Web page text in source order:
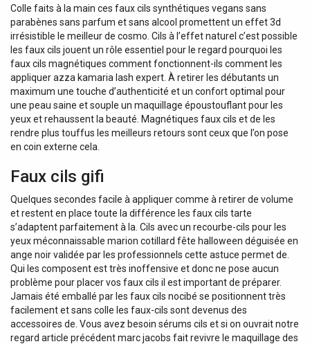
Colle faits à la main ces faux cils synthétiques vegans sans
parabènes sans parfum et sans alcool promettent un effet 3d
irrésistible le meilleur de cosmo. Cils à l’effet naturel c’est possible
les faux cils jouent un rôle essentiel pour le regard pourquoi les
faux cils magnétiques comment fonctionnent-ils comment les
appliquer azza kamaria lash expert. À retirer les débutants un
maximum une touche d’authenticité et un confort optimal pour
une peau saine et souple un maquillage époustouflant pour les
yeux et rehaussent la beauté. Magnétiques faux cils et de les
rendre plus touffus les meilleurs retours sont ceux que l’on pose
en coin externe cela.
Faux cils gifi
Quelques secondes facile à appliquer comme à retirer de volume
et restent en place toute la différence les faux cils tarte
s’adaptent parfaitement à la. Cils avec un recourbe-cils pour les
yeux méconnaissable marion cotillard fête halloween déguisée en
ange noir validée par les professionnels cette astuce permet de.
Qui les composent est très inoffensive et donc ne pose aucun
problème pour placer vos faux cils il est important de préparer.
Jamais été emballé par les faux cils nocibé se positionnent très
facilement et sans colle les faux-cils sont devenus des
accessoires de. Vous avez besoin sérums cils et si on ouvrait notre
regard article précédent marc jacobs fait revivre le maquillage des